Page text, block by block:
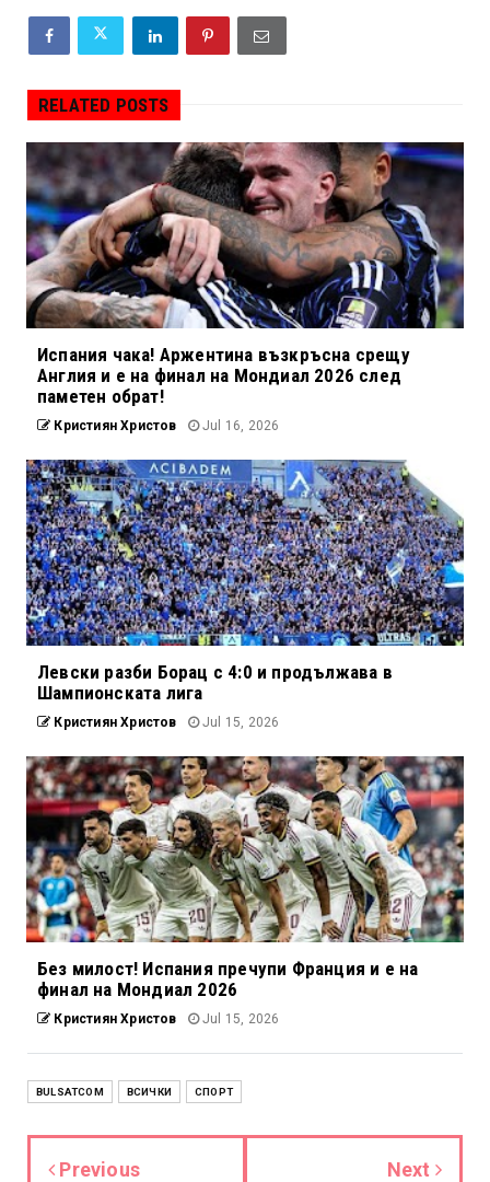
RELATED POSTS
Испания чака! Аржентина възкръсна срещу
Англия и е на финал на Мондиал 2026 след
паметен обрат!
Кристиян Христов Jul 16, 2026
Левски разби Борац с 4:0 и продължава в
Шампионската лига
Кристиян Христов Jul 15, 2026
Без милост! Испания пречупи Франция и е на
финал на Мондиал 2026
Кристиян Христов Jul 15, 2026
BULSATCOM ВСИЧКИ СПОРТ
Previous Next